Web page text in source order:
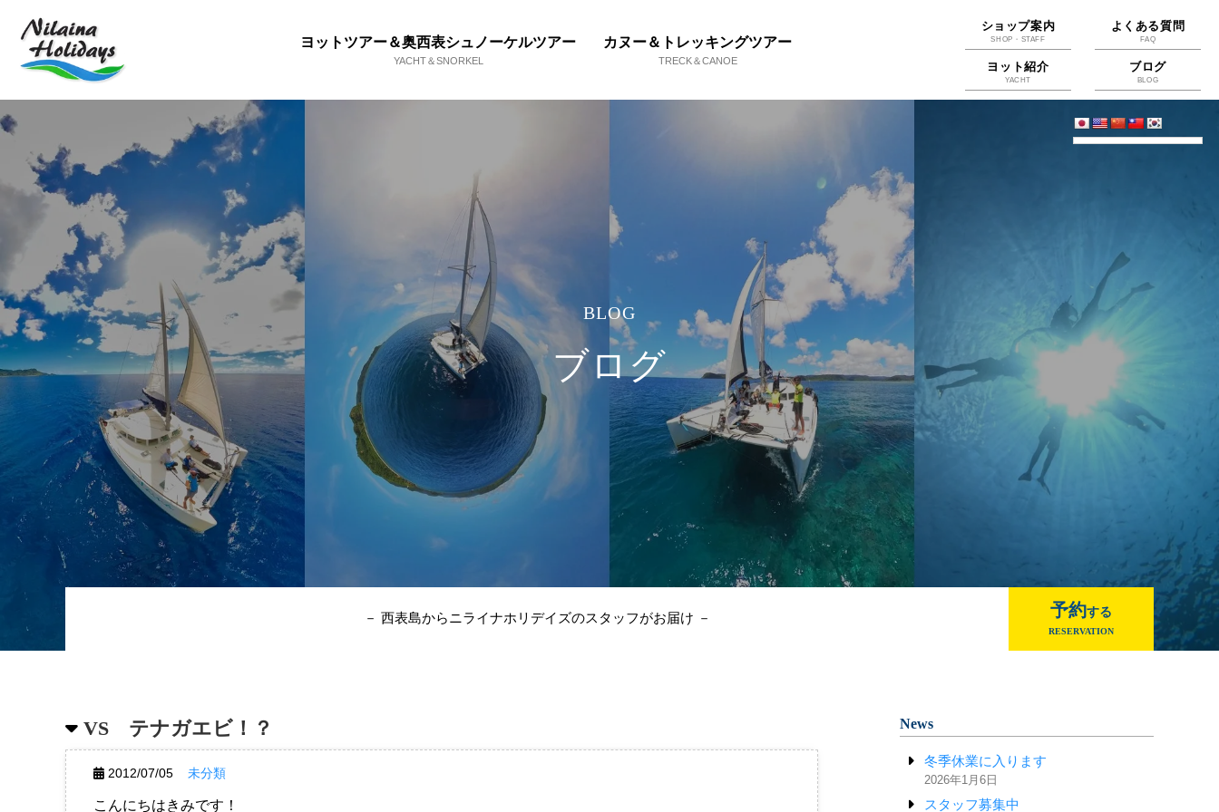
ヨットツアー＆奥西表シュノーケルツアー
YACHT＆SNORKEL
カヌー＆トレッキングツアー
TRECK＆CANOE
ショップ案内
SHOP・STAFF
よくある質問
FAQ
ヨット紹介
YACHT
ブログ
BLOG
BLOG
ブログ
－ 西表島からニライナホリデイズのスタッフがお届け － 予約する
RESERVATION
VS テナガエビ！？
2012/07/05 未分類
こんにちはきみです！
News
冬季休業に入ります
2026年1月6日
スタッフ募集中